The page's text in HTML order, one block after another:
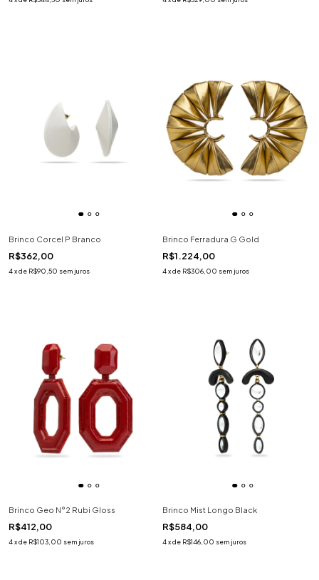
Brinco Corcel P Branco
R$362,00
4 xde R$90,50 sem juros
Brinco Ferradura G Gold
R$1.224,00
4xde R$306,00 sem juros
Brinco Geo N°2 Rubi Gloss
R$412,00
4 xde R$103,00 sem juros
Brinco Mist Longo Black
R$584,00
4xde R$146,00 sem juros